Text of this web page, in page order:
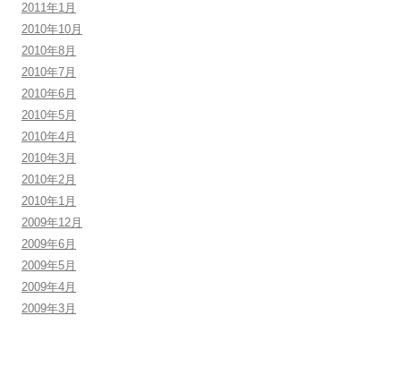
2011年1月
2010年10月
2010年8月
2010年7月
2010年6月
2010年5月
2010年4月
2010年3月
2010年2月
2010年1月
2009年12月
2009年6月
2009年5月
2009年4月
2009年3月